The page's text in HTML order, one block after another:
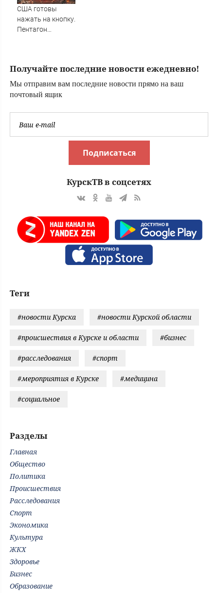
решения
США готовы
нажать на кнопку.
Пентагон
грани?
Получайте последние новости ежедневно!
Мы отправим вам последние новости прямо на ваш
почтовый ящик
Подписаться
КурскТВ в соцсетях
Теги
#новости Курска #новости Курской области
#происшествия в Курске и области #бизнес
#расследования #спорт
#мероприятия в Курске #медицина
#социальное
Разделы
Главная
Общество
Политика
Происшествия
Расследования
Спорт
Экономика
Культура
ЖКХ
Здоровье
Бизнес
Образование